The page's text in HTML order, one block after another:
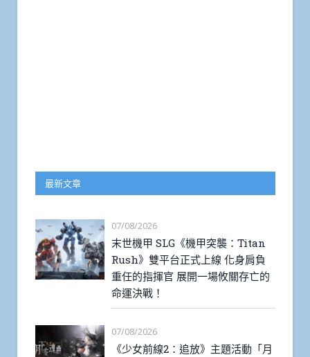
最新文章
07/08/2026
末世機甲 SLG《機甲突襲：Titan
Rush》雙平台正式上線 化身肩負
重任的指揮官 展開一場攸關存亡的
命運決戰！
07/08/2026
《少女前線2：追放》主題活動「月